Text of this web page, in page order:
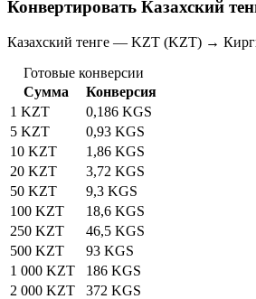
Конвертировать Казахский
Казахский тенге — KZT (KZT) →
Готовые конверсии
Сумма
Конверсия
1 KZT
0,186 KGS
5 KZT
0,93 KGS
10 KZT
1,86 KGS
20 KZT
3,72 KGS
50 KZT
9,3 KGS
100 KZT
18,6 KGS
250 KZT
46,5 KGS
500 KZT
93 KGS
1 000 KZT
186 KGS
2 000 KZT
372 KGS